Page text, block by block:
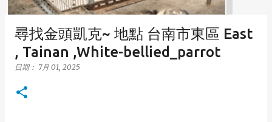
尋找金頭凱克~ 地點 台南市東區 East
, Tainan ,White-bellied_parrot
日期： 7月 01, 2025